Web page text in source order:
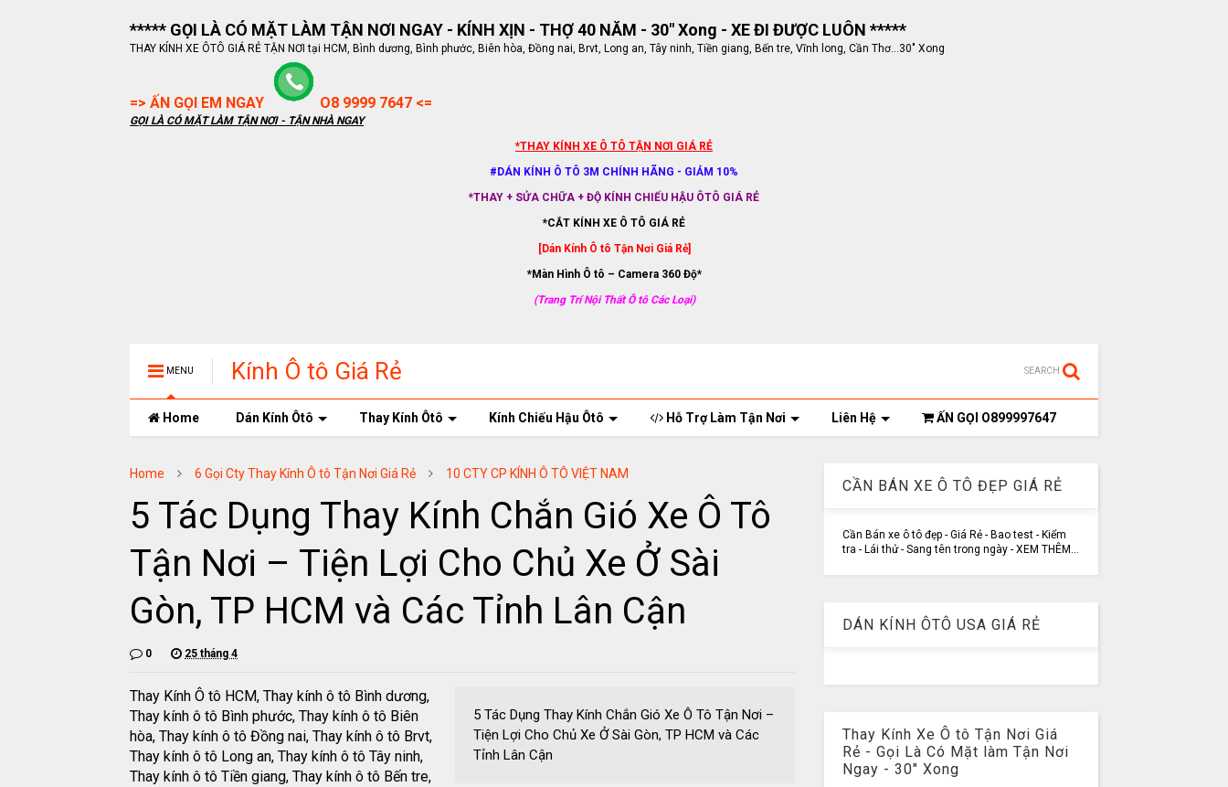
***** GỌI LÀ CÓ MẶT LÀM TẬN NƠI NGAY - KÍNH XỊN - THỢ 40 NĂM - 30" Xong - XE ĐI ĐƯỢC LUÔN *****
THAY KÍNH XE ÔTÔ GIÁ RẺ TẬN NƠI tại HCM, Bình dương, Bình phước, Biên hòa, Đồng nai, Brvt, Long an, Tây ninh, Tiền giang, Bến tre, Vĩnh long, Cần Thơ...30" Xong
=> ẤN GỌI EM NGAY O8 9999 7647 <=
GỌI LÀ CÓ MẶT LÀM TẬN NƠI - TẬN NHÀ NGAY
*THAY KÍNH XE Ô TÔ TẬN NƠI GIÁ RẺ
#DÁN KÍNH Ô TÔ 3M CHÍNH HÃNG - GIẢM 10%
*THAY + SỬA CHỮA + ĐỘ KÍNH CHIẾU HẬU ÔTÔ GIÁ RẺ
*CẮT KÍNH XE Ô TÔ GIÁ RẺ
[Dán Kính Ô tô Tận Nơi Giá Rẻ]
*Màn Hình Ô tô – Camera 360 Độ*
(Trang Trí Nội Thất Ô tô Các Loại)
MENU Kính Ô tô Giá Rẻ SEARCH
Home Dán Kính Ôtô Thay Kính Ôtô Kính Chiếu Hậu Ôtô Hỗ Trợ Làm Tận Nơi Liên Hệ ẤN GỌI O899997647
Home 6 Gọi Cty Thay Kính Ô tô Tận Nơi Giá Rẻ 10 CTY CP KÍNH Ô TÔ VIỆT NAM
5 Tác Dụng Thay Kính Chắn Gió Xe Ô Tô
Tận Nơi – Tiện Lợi Cho Chủ Xe Ở Sài
Gòn, TP HCM và Các Tỉnh Lân Cận
0 25 tháng 4
Thay Kính Ô tô HCM, Thay kính ô tô Bình dương,
Thay kính ô tô Bình phước, Thay kính ô tô Biên
hòa, Thay kính ô tô Đồng nai, Thay kính ô tô Brvt,
Thay kính ô tô Long an, Thay kính ô tô Tây ninh,
Thay kính ô tô Tiền giang, Thay kính ô tô Bến tre,
5 Tác Dụng Thay Kính Chắn Gió Xe Ô Tô Tận Nơi –
Tiện Lợi Cho Chủ Xe Ở Sài Gòn, TP HCM và Các
Tỉnh Lân Cận
CẦN BÁN XE Ô TÔ ĐẸP GIÁ RẺ
Cần Bán xe ô tô đẹp - Giá Rẻ - Bao test - Kiểm
tra - Lái thử - Sang tên trong ngày - XEM THÊM...
DÁN KÍNH ÔTÔ USA GIÁ RẺ
Thay Kính Xe Ô tô Tận Nơi Giá
Rẻ - Gọi Là Có Mặt làm Tận Nơi
Ngay - 30" Xong